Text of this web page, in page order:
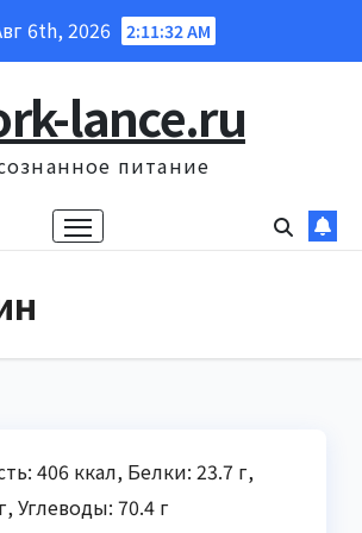
6th, 2026 2:11:33 AM
lance.ru
питание
406 ккал, Белки: 23.7 г,
Углеводы: 70.4 г